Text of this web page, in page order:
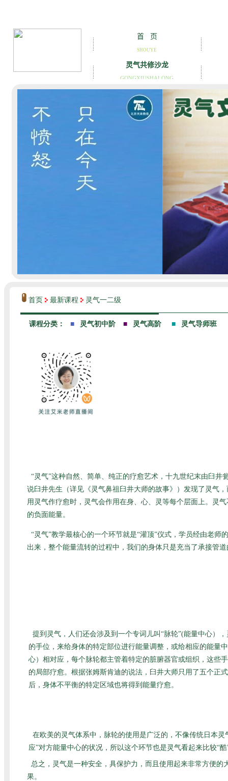
首页 最新课程 灵气一二级
“灵气”这种自然、简单、纯正的疗愈艺术，十九世纪末由臼
说臼井先生（详见 《灵气鼻祖臼井大师的故事》
）发现了灵气
用灵气作疗愈时，灵气会作用在身、心、灵等每个层面上。灵
的负面能量。
“灵气”教学最核心的一个环节就是“灌顶”仪式，学员经由老
出来，整个能量流转的过程中，我们的身体只是充当了承接管
提到灵气，人们还会涉及到一个专词儿叫“脉轮”(能量中心）
的手位，来给身体的特定部位进行能量调整，或给相应的能量
心）相对应，每个脉轮都主管着特定的脏腑器官或组织，这些
的局部疗愈。根据张姆斯肯迪的说法，臼井大师只用了五个正
后，身体不平衡的特定区域也将得到能量疗愈。
在欧美的灵气体系中，脉轮的使用是广泛的，不像传统日本
应”对方能量中心的状况，所以这个环节也是灵气看起来比较“
总之，灵气是一种安全，具保护力，而且使用起来非常方便
果。